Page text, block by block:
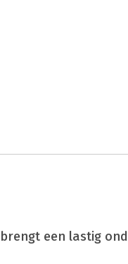
een lastig